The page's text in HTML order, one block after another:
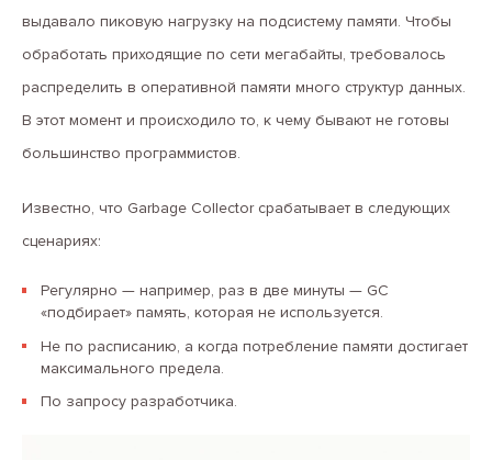
выдавало пиковую нагрузку на подсистему памяти. Чтобы
обработать приходящие по сети мегабайты, требовалось
распределить в оперативной памяти много структур данных.
В этот момент и происходило то, к чему бывают не готовы
большинство программистов.
Известно, что Garbage Collector срабатывает в следующих
сценариях:
Регулярно — например, раз в две минуты — GC
«подбирает» память, которая не используется.
Не по расписанию, а когда потребление памяти достигает
максимального предела.
По запросу разработчика.